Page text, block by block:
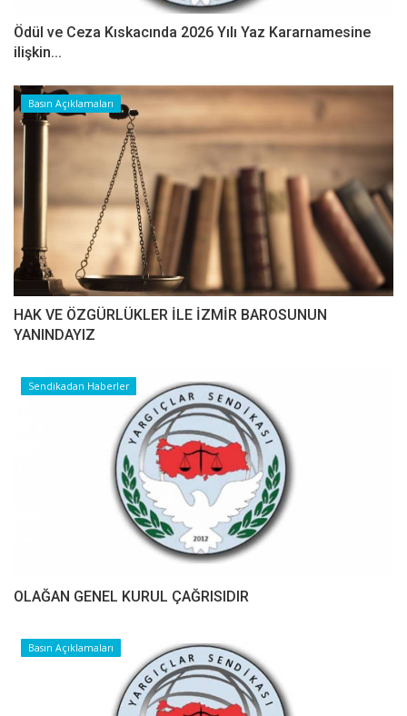
Ödül ve Ceza Kıskacında 2026 Yılı Yaz Kararnamesine
ilişkin...
Basın Açıklamaları
HAK VE ÖZGÜRLÜKLER İLE İZMİR BAROSUNUN
YANINDAYIZ
Sendikadan Haberler
OLAĞAN GENEL KURUL ÇAĞRISIDIR
Basın Açıklamaları